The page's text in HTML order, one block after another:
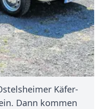
Käfer-
Dann kommen